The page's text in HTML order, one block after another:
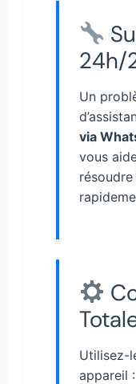
24h/
Un
via
vous
Utilisez-
appareil